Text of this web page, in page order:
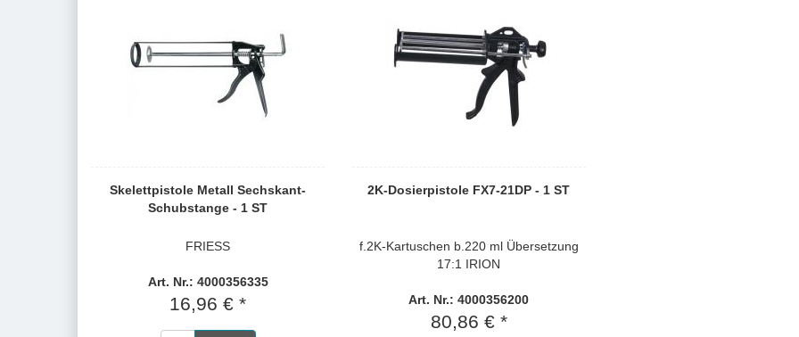
Skelettpistole Metall Sechskant-
Schubstange - 1 ST
FRIESS
Art. Nr.: 4000356335
16,96 € *
2K-Dosierpistole FX7-21DP - 1 ST
f.2K-Kartuschen b.220 ml Übersetzung
17:1 IRION
Art. Nr.: 4000356200
80,86 € *